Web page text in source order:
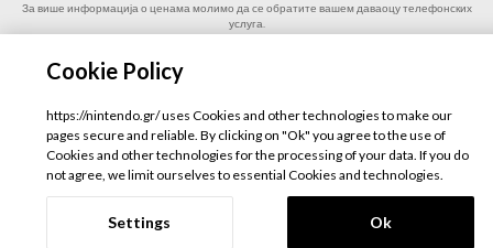
За више информација о ценама молимо да се обратите вашем даваоцу телефонских
услуга.
Пре позива за дозволу питати особу која је одговорна за рачун.
ЦД Медиа С.Е. - Подршку клијентима Нинтендо можете контактирати од понедељка до
петка, од 09:30 до 17:30 сати
© Nintendo
Privacy Policy| Дизајн и развојGeeSmo Internet Transformation
Cookie Policy
https://nintendo.gr/ uses Cookies and other technologies to make our
pages secure and reliable. By clicking on "Ok" you agree to the use of
Cookies and other technologies for the processing of your data. If you do
not agree, we limit ourselves to essential Cookies and technologies.
Settings Ok